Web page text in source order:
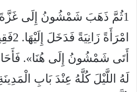
1ثُمَّ ذَهَبَ شَمْشُونُ إِلَى
أَتَى شَمْشُونُ إِلَى هُنَا».
لَهُ اللَّيْلَ كُلَّهُ عِنْدَ بَابِ